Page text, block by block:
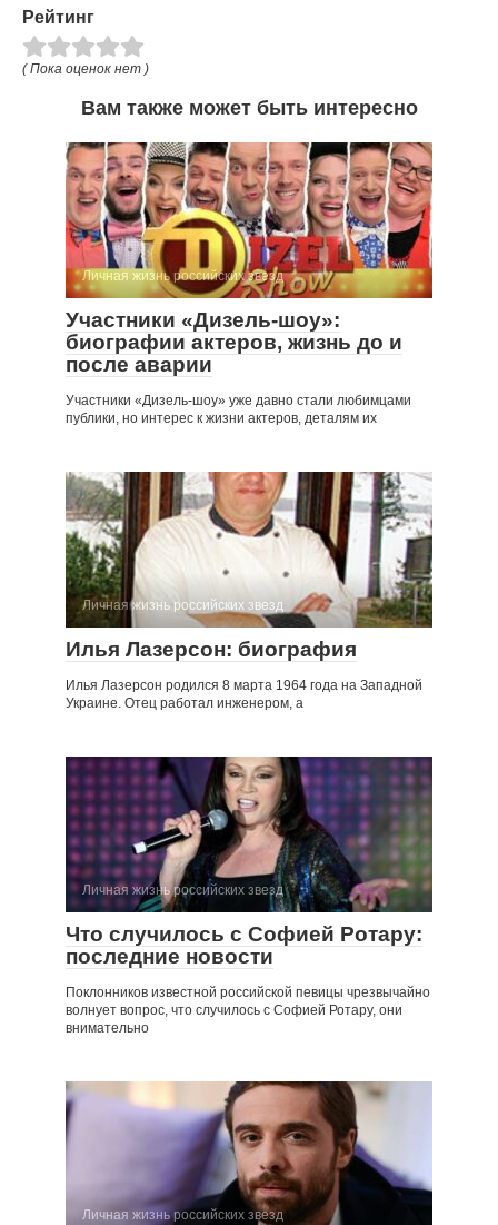
Рейтинг
( Пока оценок нет )
Вам также может быть интересно
Личная жизнь российских звезд
Участники «Дизель-шоу»:
биографии актеров, жизнь до и
после аварии
Участники «Дизель-шоу» уже давно стали любимцами
публики, но интерес к жизни актеров, деталям их
Личная жизнь российских звезд
Илья Лазерсон: биография
Илья Лазерсон родился 8 марта 1964 года на Западной
Украине. Отец работал инженером, а
Личная жизнь российских звезд
Что случилось с Софией Ротару:
последние новости
Поклонников известной российской певицы чрезвычайно
волнует вопрос, что случилось с Софией Ротару, они
внимательно
Личная жизнь российских звезд